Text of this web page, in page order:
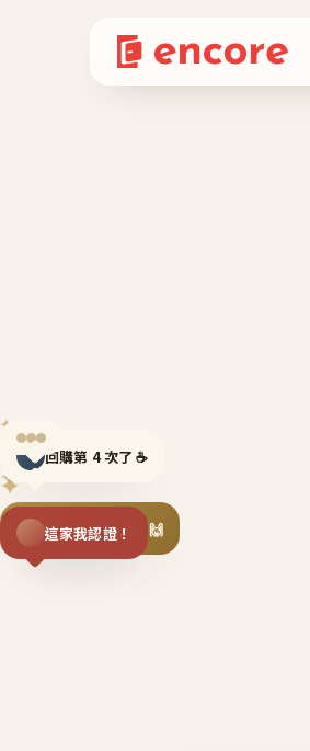
✦
✦
✦
回購第 4 次了 ☕
揪同事一起團購 🙌
這家我認證！